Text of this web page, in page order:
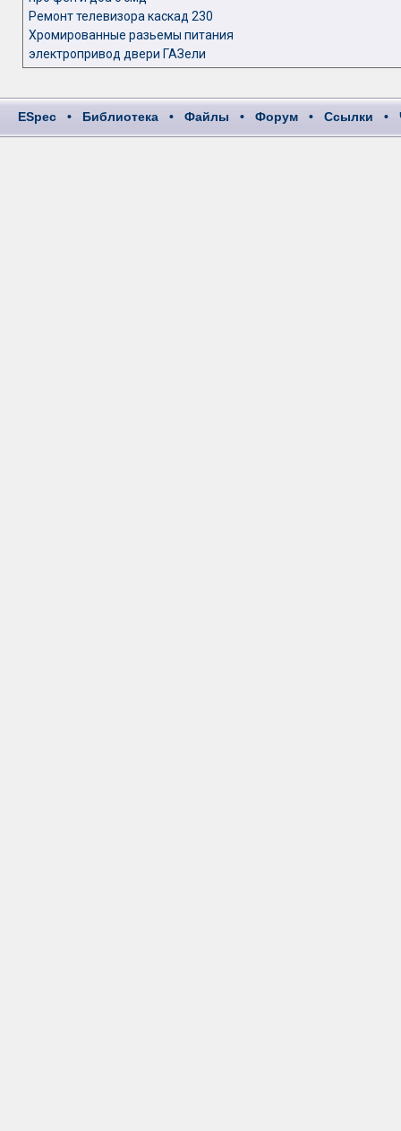
Ремонт телевизора каскад 230
Хромированные разьемы питания
электропривод двери ГАЗели
ESpec • Библиотека • Файлы • Форум • Ссылки •